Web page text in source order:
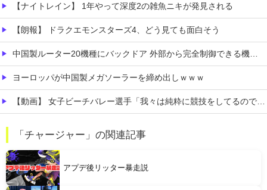
【ナイトレイン】 1年やって深度2の雑魚ニキが発見される
【朗報】 ドラクエモンスターズ4、どう見ても面白そう
中国製ルーター20機種にバックドア 外部から完全制御できる機能が仕込まれていた
ヨーロッパが中国製メガソーラーを締め出しｗｗｗ
【動画】 女子ビーチバレー選手「我々は純粋に競技をしてるので性的な目で見ないでください！！」
【有能】 政府「トラックはサービスエリア利用有料化すればサボらず走るし流問題解決じゃね？」
「チャージャー」の関連記事
アプデ後リッター暴走説